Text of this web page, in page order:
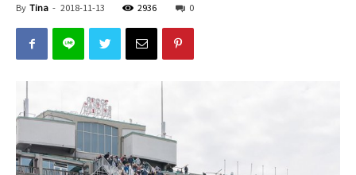
By Tina - 2018-11-13 2936 0